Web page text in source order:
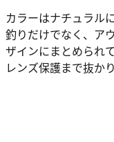
カラーはナチュラル
釣りだけでなく、ア
ザインにまとめられ
レンズ保護まで抜か